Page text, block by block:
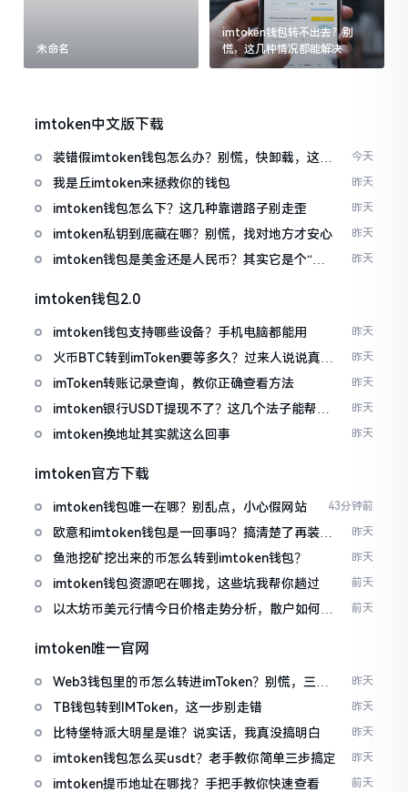
未命名
imtoken钱包转不出去？别
慌，这几种情况都能解决
imtoken中文版下载
装错假imtoken钱包怎么办？别慌，快卸载，这几
招能救急
今天
我是丘imtoken来拯救你的钱包 昨天
imtoken钱包怎么下？这几种靠谱路子别走歪 昨天
imtoken私钥到底藏在哪？别慌，找对地方才安心 昨天
imtoken钱包是美金还是人民币？其实它是个“多
昨天
imtoken钱包2.0
imtoken钱包支持哪些设备？手机电脑都能用 昨天
火币BTC转到imToken要等多久？过来人说说真实
情况
昨天
imToken转账记录查询，教你正确查看方法 昨天
imtoken银行USDT提现不了？这几个法子能帮你
搞定
昨天
imtoken换地址其实就这么回事 昨天
imtoken官方下载
imtoken钱包唯一在哪？别乱点，小心假网站 43分钟前
欧意和imtoken钱包是一回事吗？搞清楚了再装钱
包
昨天
鱼池挖矿挖出来的币怎么转到imtoken钱包？ 昨天
imtoken钱包资源吧在哪找，这些坑我帮你趟过 前天
以太坊币美元行情今日价格走势分析，散户如何避
前天
imtoken唯一官网
Web3钱包里的币怎么转进imToken？别慌，三步
搞定
昨天
TB钱包转到IMToken，这一步别走错 昨天
比特堡特派大明星是谁？说实话，我真没搞明白 昨天
imtoken钱包怎么买usdt？老手教你简单三步搞定 昨天
imtoken提币地址在哪找？手把手教你快速查看 前天